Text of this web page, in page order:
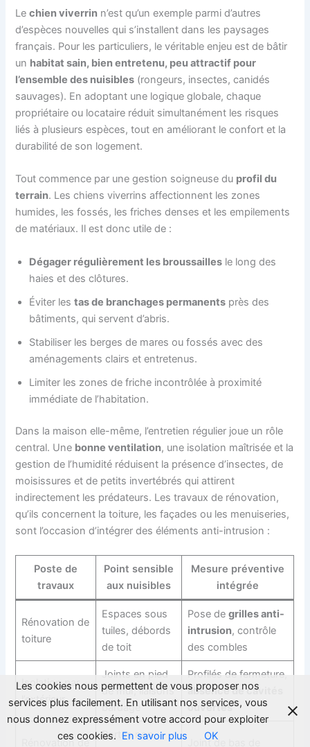
Lechien viverrin n’est qu’un exemple parmi d’autres
d’espèces nouvelles qui s’installent dans les paysages
français. Pour les particuliers, le véritable enjeu est de bâtir
un habitat sain, bien entretenu, peu attractif pour
l’ensemble des nuisibles (rongeurs, insectes, canidés
sauvages). En adoptant une logique globale, chaque
propriétaire ou locataire réduit simultanément les risques
liés à plusieurs espèces, tout en améliorant le confort et la
durabilité de son logement.
Tout commence par une gestion soigneuse du profil du
terrain. Les chiens viverrins affectionnent les zones
humides, les fossés, les friches denses et les empilements
de matériaux. Il est donc utile de :
Dégager régulièrement les broussailles le long des
haies et des clôtures.
Éviter lestas de branchages permanents près des
bâtiments, qui servent d’abris.
Stabiliser les berges de mares ou fossés avec des
aménagements clairs et entretenus.
Limiter les zones de friche incontrôlée à proximité
immédiate de l’habitation.
Dans la maison elle-même, l’entretien régulier joue un rôle
central. Une bonne ventilation, une isolation maîtrisée et la
gestion de l’humidité réduisent la présence d’insectes, de
moisissures et de petits invertébrés qui attirent
indirectement les prédateurs. Les travaux de rénovation,
qu’ils concernent la toiture, les façades ou les menuiseries,
sont l’occasion d’intégrer des éléments anti-intrusion :
Poste de
travaux
Point sensible
aux nuisibles
Mesure préventive
intégrée
Rénovation de
toiture
Espaces sous
tuiles, débords
de toit
Pose de grilles anti-
intrusion, contrôle
des combles
Isolation par
l’extérieur
Joints en pied
de mur, liaisons
bardage
Profilés de fermeture,
absence de cavités
ouvertes
Rénovation de
Portes non
Joint de bas de
Les cookies nous permettent de vous proposer nos
services plus facilement. En utilisant nos services, vous
nous donnez expressément votre accord pour exploiter
ces cookies. En savoir plus OK